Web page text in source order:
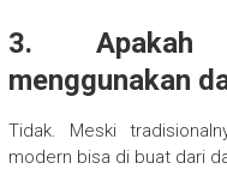
3. Apakah
menggunakan
Tidak. Meski
modern bisa di buat dari